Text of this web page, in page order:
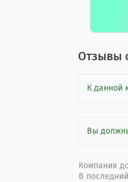
Отзывы
К данной
Вы
Компания
В